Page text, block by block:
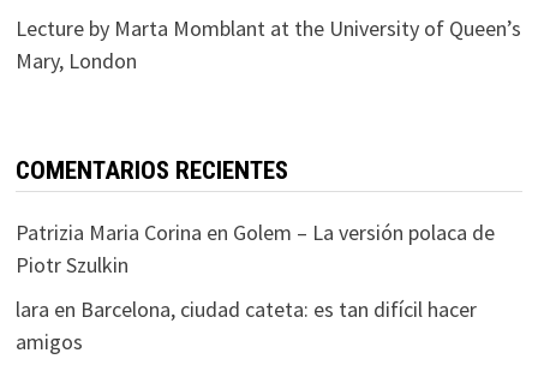
Lecture by Marta Momblant at the University of Queen’s
Mary, London
COMENTARIOS RECIENTES
Patrizia Maria Corina en Golem – La versión polaca de
Piotr Szulkin
lara en Barcelona, ciudad cateta: es tan difícil hacer
amigos